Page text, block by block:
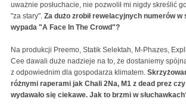
uważnie posłuchacie, nie pozwolił mi nigdy skreślić
"za stary". Za dużo zrobił rewelacyjnych numerów
wypada "A Face In The Crowd"?
Na produkcji Preemo, Statik Selektah, M-Phazes,
Cee dawali duże nadzieje na to, że dostaniemy
z odpowiednim dla gospodarza klimatem.
różnymi raperami jak Chali 2Na, M1 z dead prez
wydawało się ciekawe. Jak to brzmi w